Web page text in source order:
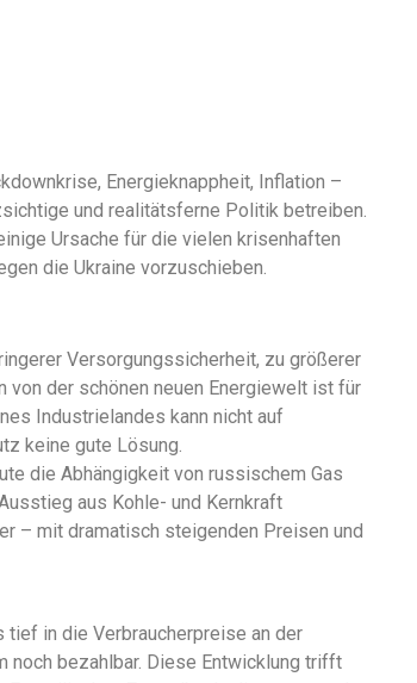
Energieknappheit, Inflation –
und realitätsferne Politik betreiben.
Ursache für die vielen krisenhaften
die Ukraine vorzuschieben.
Versorgungssicherheit, zu größerer
von der schönen neuen Energiewelt ist für
Industrielandes kann nicht auf
keine gute Lösung.
die Abhängigkeit von russischem Gas
aus Kohle- und Kernkraft
– mit dramatisch steigenden Preisen und
in die Verbraucherpreise an der
noch bezahlbar. Diese Entwicklung trifft